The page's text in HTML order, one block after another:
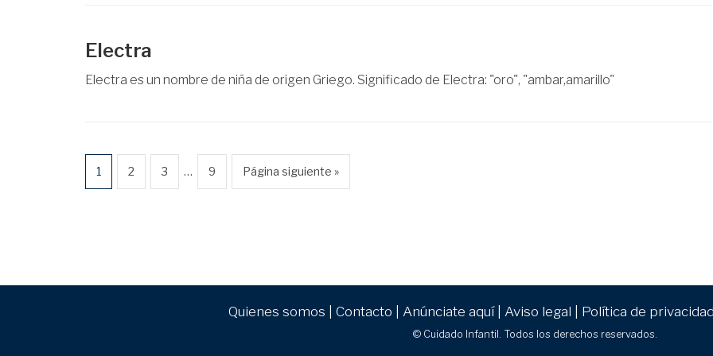
Electra
Electra es un nombre de niña de origen Griego. Significado de Electra: "oro", "ambar,amarillo"
1 2 3 … 9 Página siguiente »
Quienes somos Contacto Anúnciate aquí| Aviso legal Política de privacidad
© Cuidado Infantil. Todos los derechos reservados.